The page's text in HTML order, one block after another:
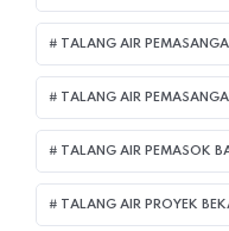
TALANG AIR
TALANG AIR
TALANG AIR PEMASOK
TALANG AIR PROYEK